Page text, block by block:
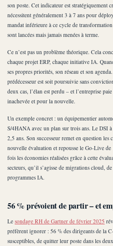
son poste. Cet indicateur est stratégiquement
nécessitent généralement 3 à 7 ans pour
mandat inférieure à ce cycle de
sont lancées mais jamais menées à terme.
Ce n’est pas un problème théorique. Cela
chaque projet ERP, chaque initiative IA.
ses propres priorités, son réseau et son
prédécesseur est soit poursuivie sans
deux cas, l’élan est perdu – et l’entreprise
inachevée et pour la nouvelle.
Un exemple concret : un équipementier
S/4HANA avec un plan sur trois ans. Le DSI
2,5 ans. Son successeur remet en question
nouvelle évaluation et repousse le Go-Live
fois les économies réalisées grâce à cette
secteurs, qu’il s’agisse de migrations cloud,
programmes IA.
56 % prévoient de partir – et
Le sondage RH de Gartner de février 2025
préfèrent ignorer : 56 % des dirigeants de la
susceptibles, de quitter leur poste dans les